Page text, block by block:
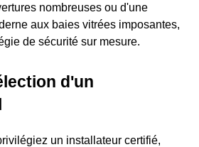
nombreuses ou d'une
aux baies vitrées imposantes,
de sécurité sur mesure.
d'un
un installateur certifié,